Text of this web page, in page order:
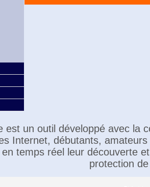
est un outil développé avec la
Internet, débutants,
temps réel leur découverte
protection